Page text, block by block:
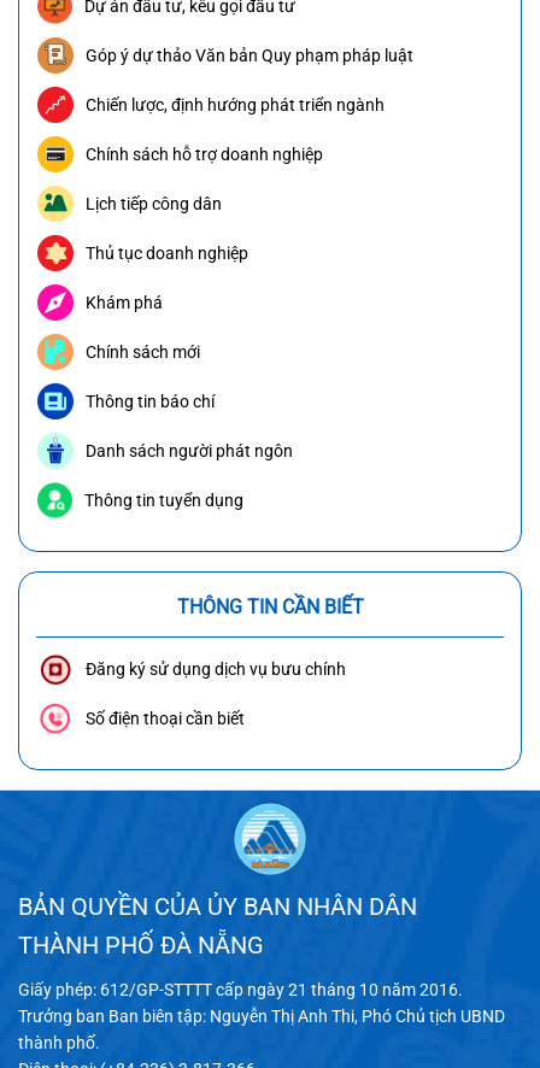
Dự án đầu tư, kêu gọi đầu tư
Góp ý dự thảo Văn bản Quy phạm pháp luật
Chiến lược, định hướng phát triển ngành
Chính sách hỗ trợ doanh nghiệp
Lịch tiếp công dân
Thủ tục doanh nghiệp
Khám phá
Chính sách mới
Thông tin báo chí
Danh sách người phát ngôn
Thông tin tuyển dụng
THÔNG TIN CẦN BIẾT
Đăng ký sử dụng dịch vụ bưu chính
Số điện thoại cần biết
BẢN QUYỀN CỦA ỦY BAN NHÂN DÂN
THÀNH PHỐ ĐÀ NẴNG
Giấy phép: 612/GP-STTTT cấp ngày 21 tháng 10 năm 2016.
Trưởng ban Ban biên tập: Nguyễn Thị Anh Thi, Phó Chủ tịch UBND
thành phố.